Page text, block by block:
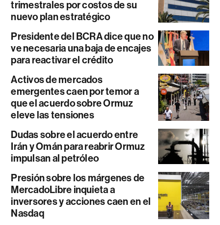
trimestrales por costos de su
nuevo plan estratégico
Presidente del BCRA dice que no
ve necesaria una baja de encajes
para reactivar el crédito
Activos de mercados
emergentes caen por temor a
que el acuerdo sobre Ormuz
eleve las tensiones
Dudas sobre el acuerdo entre
Irán y Omán para reabrir Ormuz
impulsan al petróleo
Presión sobre los márgenes de
MercadoLibre inquieta a
inversores y acciones caen en el
Nasdaq